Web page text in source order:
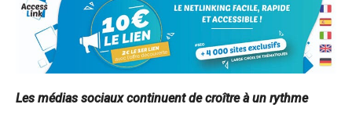
Les médias sociaux continuent de croître à un rythme